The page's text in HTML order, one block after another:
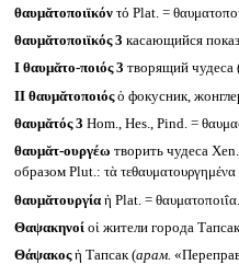
θαυμᾰτοποιϊκόν τό Plat. =
θαυμᾰτοποιϊκός 3 касающийся
I θαυμᾰτο-ποιός 3 творящий чудеса
II θαυμᾰτοποιόςὁ фокусник,
θαυμᾰτός 3 Hom., Hes., Pind. =
θαυμᾰτ-ουργέω творить чудеса
образом Plut.: τὰ
θαυμᾰτουργία ἡ Plat. = θαυματοποιΐα.
Θαψακηνοί οἱ жители города
Θάψακοςἡ Тапсак (арам.